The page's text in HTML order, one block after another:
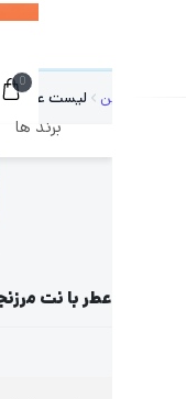
همه
طبق روال عادی
لیست عطر با نت مرزنجوش
با نت مرزنجوش